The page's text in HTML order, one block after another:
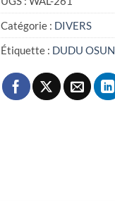
Catégorie : DIVERS
Étiquette : DUDU OSUN